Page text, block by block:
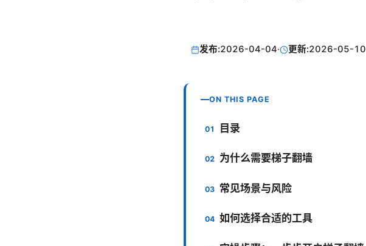
发布:2026-04-04· 更新:2026-05-10
ON THIS PAGE
目录
为什么需要梯子翻墙
常见场景与风险
如何选择合适的工具